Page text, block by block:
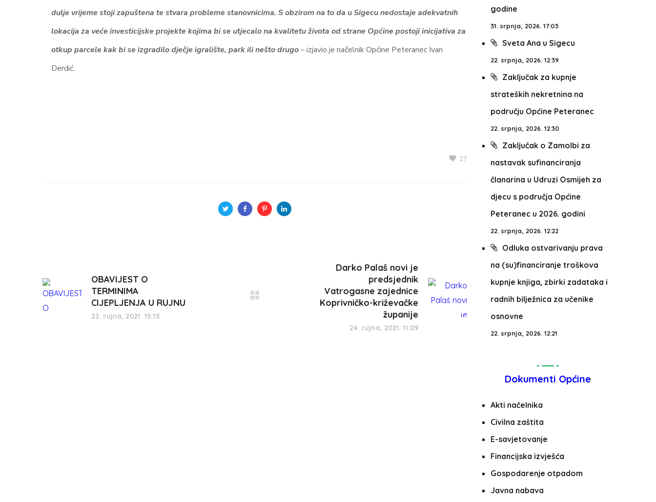
dulje vrijeme stoji zapuštena te stvara probleme stanovnicima. S obzirom na to da u Sigecu nedostaje adekvatnih
lokacija za veće investicijske projekte kojima bi se utjecalo na kvalitetu života od strane Općine postoji inicijativa za
otkup parcele kak bi se izgradilo dječje igralište, park ili nešto drugo– izjavio je načelnik Općine Peteranec Ivan
Derdić.
27
OBAVIJEST O
TERMINIMA
CIJEPLJENJA U RUJNU
22. rujna, 2021. 15:15
Darko Palaš novi je
predsjednik
Vatrogasne zajednice
Koprivničko-križevačke
županije
24. rujna, 2021. 11:09
godine
31. srpnja, 2026. 17:03
Sveta Ana u Sigecu
22. srpnja, 2026. 12:39
Zaključak za kupnje
strateških nekretnina na
području Općine Peteranec
22. srpnja, 2026. 12:30
Zaključak o Zamolbi za
nastavak sufinanciranja
članarina u Udruzi Osmijeh za
djecu s područja Općine
Peteranec u 2026. godini
22. srpnja, 2026. 12:22
Odluka ostvarivanju prava
na (su)financiranje troškova
kupnje knjiga, zbirki zadataka i
radnih bilježnica za učenike
osnovne
22. srpnja, 2026. 12:21
Dokumenti Općine
Akti načelnika
Civilna zaštita
E-savjetovanje
Financijska izvješća
Gospodarenje otpadom
Javna nabava